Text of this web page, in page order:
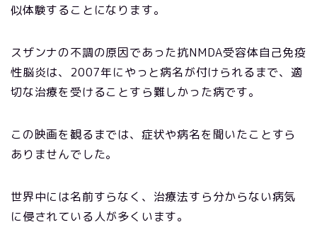
似体験することになります。
スザンナの不調の原因であった抗NMDA受容体自己免疫
性脳炎は、2007年にやっと病名が付けられるまで、適
切な治療を受けることすら難しかった病です。
この映画を観るまでは、症状や病名を聞いたことすら
ありませんでした。
世界中には名前すらなく、治療法すら分からない病気
に侵されている人が多くいます。